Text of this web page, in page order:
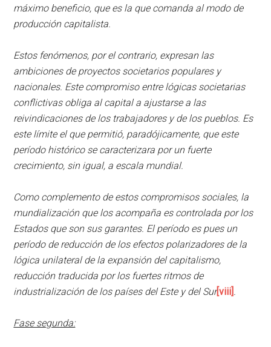
máximo beneficio, que es la que comanda al modo de
producción capitalista.
Estos fenómenos, por el contrario, expresan las
ambiciones de proyectos societarios populares y
nacionales. Este compromiso entre lógicas societarias
conflictivas obliga al capital a ajustarse a las
reivindicaciones de los trabajadores y de los pueblos. Es
este límite el que permitió, paradójicamente, que este
período histórico se caracterizara por un fuerte
crecimiento, sin igual, a escala mundial.
Como complemento de estos compromisos sociales, la
mundialización que los acompaña es controlada por los
Estados que son sus garantes. El período es pues un
período de reducción de los efectos polarizadores de la
lógica unilateral de la expansión del capitalismo,
reducción traducida por los fuertes ritmos de
industrialización de los países del Este y del Sur[viii]
Fase segunda: